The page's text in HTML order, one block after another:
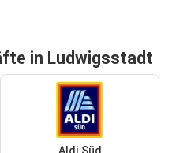
in Ludwigsstadt